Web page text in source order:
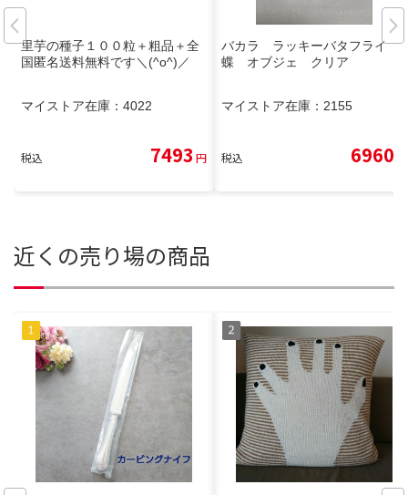
里芋の種子１００粒＋粗品＋全
国匿名送料無料です＼(^o^)／
マイストア在庫： 4022
税込 7493 円
バカラ ラッキーバタフライ
蝶 オブジェ クリア
マイストア在庫： 2155
税込 6960
近くの売り場の商品